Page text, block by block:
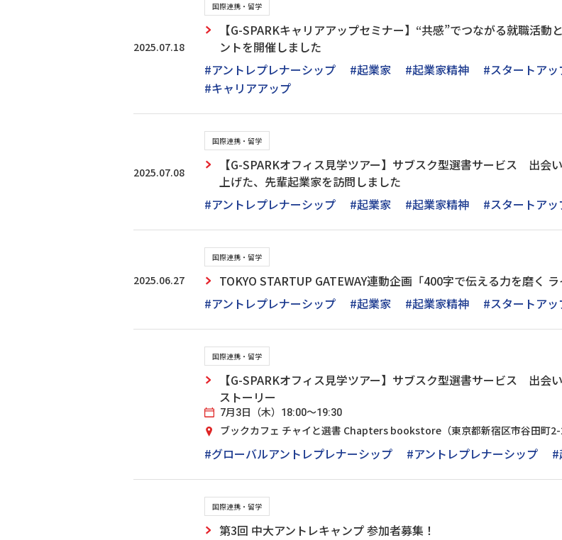
2025.07.18
国際連携・留学
【G-SPARKキャリアアップセミナー】“共感”でつながる就職活
ントを開催しました
#アントレプレナーシップ
#起業家 #起業家精神 #スタートアッ
#キャリアアップ
2025.07.08
国際連携・留学
【G-SPARKオフィス見学ツアー】サブスク型選書サービス 出
上げた、先輩起業家を訪問しました
#アントレプレナーシップ
#起業家 #起業家精神 #スタートアッ
2025.06.27
国際連携・留学
TOKYO STARTUP GATEWAY連動企画「400字で伝える力を磨く
#アントレプレナーシップ
#起業家 #起業家精神 #スタートアッ
国際連携・留学
【G-SPARKオフィス見学ツアー】サブスク型選書サービス 出
ストーリー
7月3日（木）18:00～19:30
ブックカフェ チャイと選書 Chapters bookstore（東京都新宿区市谷田町
#グローバルアントレプレナーシップ #アントレプレナーシップ #
国際連携・留学
第3回 中大アントレキャンプ 参加者募集！